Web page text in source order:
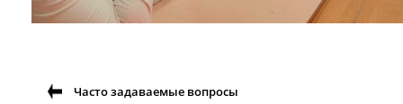
Часто задаваемые вопросы